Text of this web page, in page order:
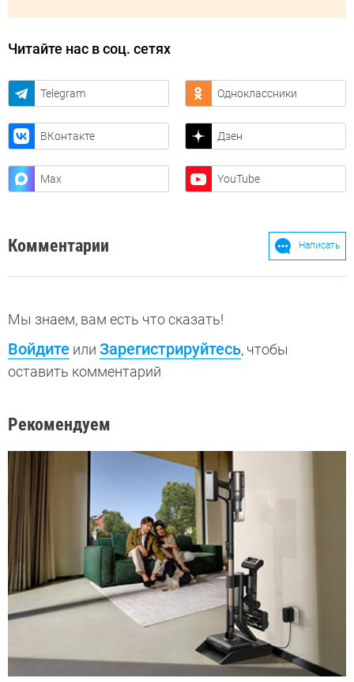
Читайте нас в соц. сетях
Telegram Одноклассники
ВКонтакте Дзен
Max YouTube
Комментарии Написать
Мы знаем, вам есть что сказать!
Войдите или Зарегистрируйтесь, чтобы
оставить комментарий
Рекомендуем